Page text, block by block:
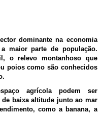
dominante na economia
maior parte de população.
o relevo montanhoso que
poios como são conhecidos
agrícola podem ser
baixa altitude junto ao mar
como a banana, a